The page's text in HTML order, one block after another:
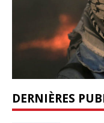
DERNIÈRES